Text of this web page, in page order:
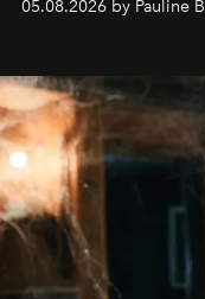
05.08.2026 by Pauline